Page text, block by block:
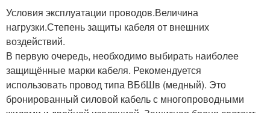
Условия эксплуатации проводов.Величина
нагрузки.Степень защиты кабеля от внешних
воздействий.
В первую очередь, необходимо выбирать наиболее
защищённые марки кабеля. Рекомендуется
использовать провод типа ВБбШв (медный). Это
бронированный силовой кабель с многопроводными